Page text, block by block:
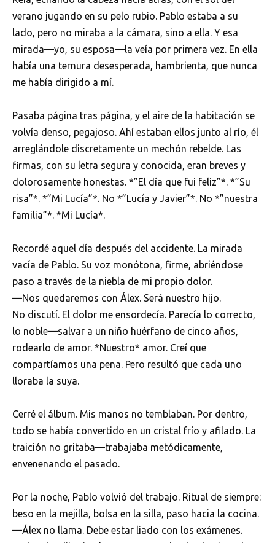
verano jugando en su pelo rubio. Pablo estaba a su
lado, pero no miraba a la cámara, sino a ella. Y esa
mirada—yo, su esposa—la veía por primera vez. En ella
había una ternura desesperada, hambrienta, que nunca
me había dirigido a mí.
Pasaba página tras página, y el aire de la habitación se
volvía denso, pegajoso. Ahí estaban ellos junto al río, él
arreglándole discretamente un mechón rebelde. Las
firmas, con su letra segura y conocida, eran breves y
dolorosamente honestas. *”El día que fui feliz”*. *”Su
risa”*. *”Mi Lucía”*. No *”Lucía y Javier”*. No *”nuestra
familia”*. *Mi Lucía*.
Recordé aquel día después del accidente. La mirada
vacía de Pablo. Su voz monótona, firme, abriéndose
paso a través de la niebla de mi propio dolor.
—Nos quedaremos con Álex. Será nuestro hijo.
No discutí. El dolor me ensordecía. Parecía lo correcto,
lo noble—salvar a un niño huérfano de cinco años,
rodearlo de amor. *Nuestro* amor. Creí que
compartíamos una pena. Pero resultó que cada uno
lloraba la suya.
Cerré el álbum. Mis manos no temblaban. Por dentro,
todo se había convertido en un cristal frío y afilado. La
traición no gritaba—trabajaba metódicamente,
envenenando el pasado.
Por la noche, Pablo volvió del trabajo. Ritual de siempre:
beso en la mejilla, bolsa en la silla, paso hacia la cocina.
—Álex no llama. Debe estar liado con los exámenes.